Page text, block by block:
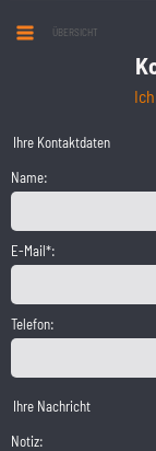
ÜBERSICHT
Ihre Kontaktdaten
Name:
E-Mail*:
Telefon:
Ihre Nachricht
Notiz: